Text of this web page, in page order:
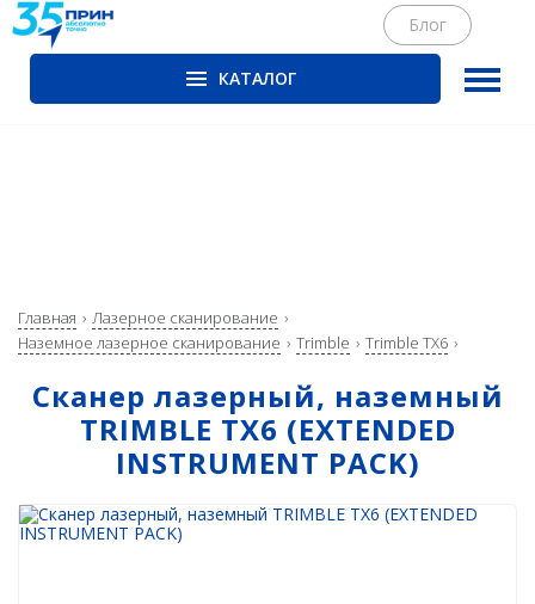
Блог
КАТАЛОГ
Spectra Precision
Тахеометры
Нивелиры
Главная
Лазерное сканирование
Наземное лазерное сканирование
Trimble Trimble TX6
Сканер лазерный, наземный
TRIMBLE TX6 (EXTENDED
INSTRUMENT PACK)